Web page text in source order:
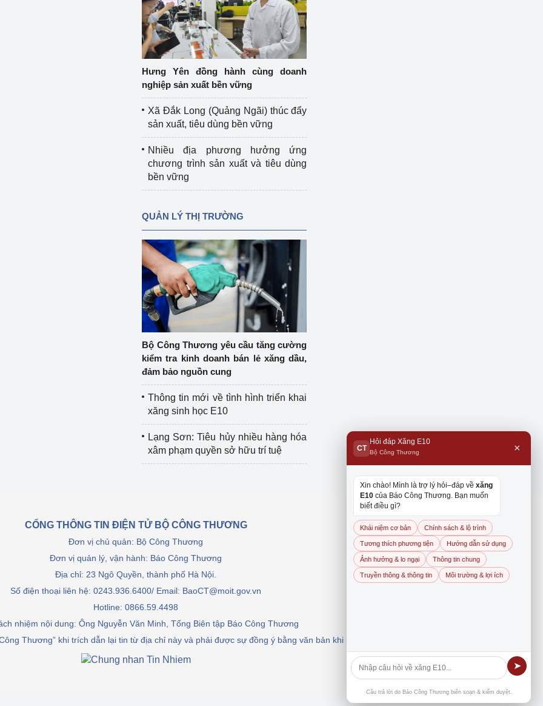
Hưng Yên đồng hành cùng doanh
nghiệp sản xuất bền vững
Xã Đắk Long (Quảng Ngãi) thúc đẩy
sản xuất, tiêu dùng bền vững
Nhiều địa phương hưởng ứng
chương trình sản xuất và tiêu dùng
bền vững
QUẢN LÝ THỊ TRƯỜNG
Bộ Công Thương yêu cầu tăng cường
kiểm tra kinh doanh bán lẻ xăng dầu,
đảm bảo nguồn cung
Thông tin mới về tình hình triển khai
xăng sinh học E10
Lạng Sơn: Tiêu hủy nhiều hàng hóa
xâm phạm quyền sở hữu trí tuệ
CỔNG THÔNG TIN ĐIỆN TỬ BỘ CÔNG THƯƠNG
Đơn vị chủ quản: Bộ Công Thương
Đơn vị quản lý, vận hành: Báo Công Thương
Địa chỉ: 23 Ngô Quyền, thành phố Hà Nội.
Số điện thoại liên hệ: 0243.936.6400/ Email: BaoCT@moit.gov.vn
Hotline: 0866.59.4498
nhiệm nội dung: Ông Nguyễn Văn Minh, Tổng Biên tập Báo Công Thương
Thương” khi trích dẫn lại tin từ địa chỉ này và phải được sự đồng ý bằng văn bản khi khai thác, dẫn nguồn.
CT
Hỏi đáp Xăng E10
Bộ Công Thương ×
Xin chào! Mình là trợ lý hỏi–đáp về xăng
E10 của Báo Công Thương. Bạn muốn
biết điều gì?
Khái niệm cơ bản Chính sách & lộ trình
Tương thích phương tiện Hướng dẫn sử dụng
Ảnh hưởng & lo ngại Thông tin chung
Truyền thông & thông tin Môi trường & lợi ích
➤
Câu trả lời do Báo Công Thương biên soạn & kiểm duyệt.